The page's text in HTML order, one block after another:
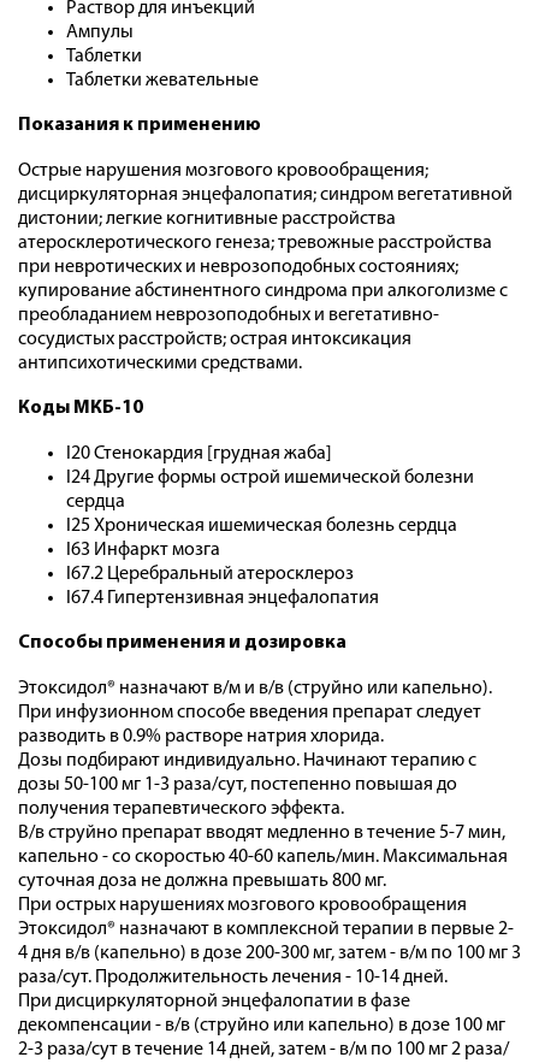
Раствор для инъекций
Ампулы
Таблетки
Таблетки жевательные
Показания к применению
Острые нарушения мозгового кровообращения;
дисциркуляторная энцефалопатия; синдром вегетативной
дистонии; легкие когнитивные расстройства
атеросклеротического генеза; тревожные расстройства
при невротических и неврозоподобных состояниях;
купирование абстинентного синдрома при алкоголизме с
преобладанием неврозоподобных и вегетативно-
сосудистых расстройств; острая интоксикация
антипсихотическими средствами.
Коды МКБ-10
I20 Стенокардия [грудная жаба]
I24 Другие формы острой ишемической болезни
сердца
I25 Хроническая ишемическая болезнь сердца
I63 Инфаркт мозга
I67.2 Церебральный атеросклероз
I67.4 Гипертензивная энцефалопатия
Способы применения и дозировка
Этоксидол® назначают в/м и в/в (струйно или капельно).
При инфузионном способе введения препарат следует
разводить в 0.9% растворе натрия хлорида.
Дозы подбирают индивидуально. Начинают терапию с
дозы 50-100 мг 1-3 раза/сут, постепенно повышая до
получения терапевтического эффекта.
В/в струйно препарат вводят медленно в течение 5-7 мин,
капельно - со скоростью 40-60 капель/мин. Максимальная
суточная доза не должна превышать 800 мг.
При острых нарушениях мозгового кровообращения
Этоксидол® назначают в комплексной терапии в первые 2-
4 дня в/в (капельно) в дозе 200-300 мг, затем - в/м по 100 мг 3
раза/сут. Продолжительность лечения - 10-14 дней.
При дисциркуляторной энцефалопатии в фазе
декомпенсации - в/в (струйно или капельно) в дозе 100 мг
2-3 раза/сут в течение 14 дней, затем - в/м по 100 мг 2 раза/